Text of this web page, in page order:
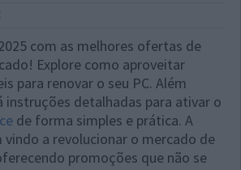
com as melhores ofertas de
Explore como aproveitar
para renovar o seu PC. Além
instruções detalhadas para ativar o
de forma simples e prática. A
vindo a revolucionar o mercado de
promoções que não se